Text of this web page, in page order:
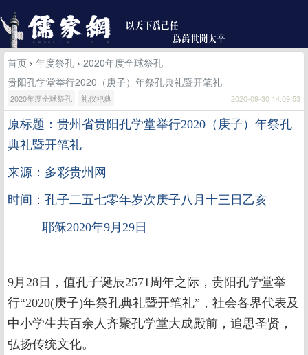
首页 › 年度祭孔 › 2020年度全球祭孔
贵阳孔学堂举行2020（庚子）年祭孔典礼暨开笔礼
2020年度全球祭孔 礼仪祀典 2020-09-30 14:09:53
原标题：贵州省贵阳孔学堂举行2020（庚子）年祭孔
典礼暨开笔礼
来源：多彩贵州网
时间：孔子二五七零年岁次庚子八月十三日乙亥
耶稣2020年9月29日
9月28日，值孔子诞辰2571周年之际，贵阳孔学堂举
行“2020(庚子)年祭孔典礼暨开笔礼”，社会各界代表及
中小学生共百余人齐聚孔学堂大成殿前，追思圣贤，
弘扬传统文化。